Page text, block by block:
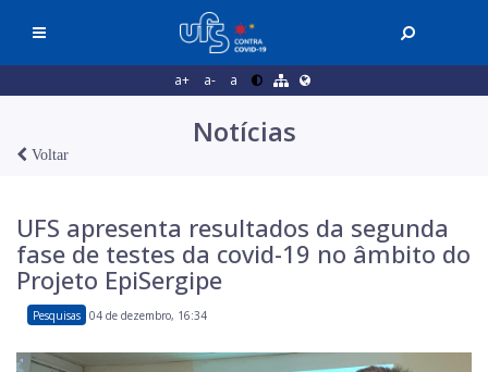
a+ a- a
Notícias
Voltar
UFS apresenta resultados da segunda
fase de testes da covid-19 no âmbito do
Projeto EpiSergipe
Pesquisas 04 de dezembro, 16:34